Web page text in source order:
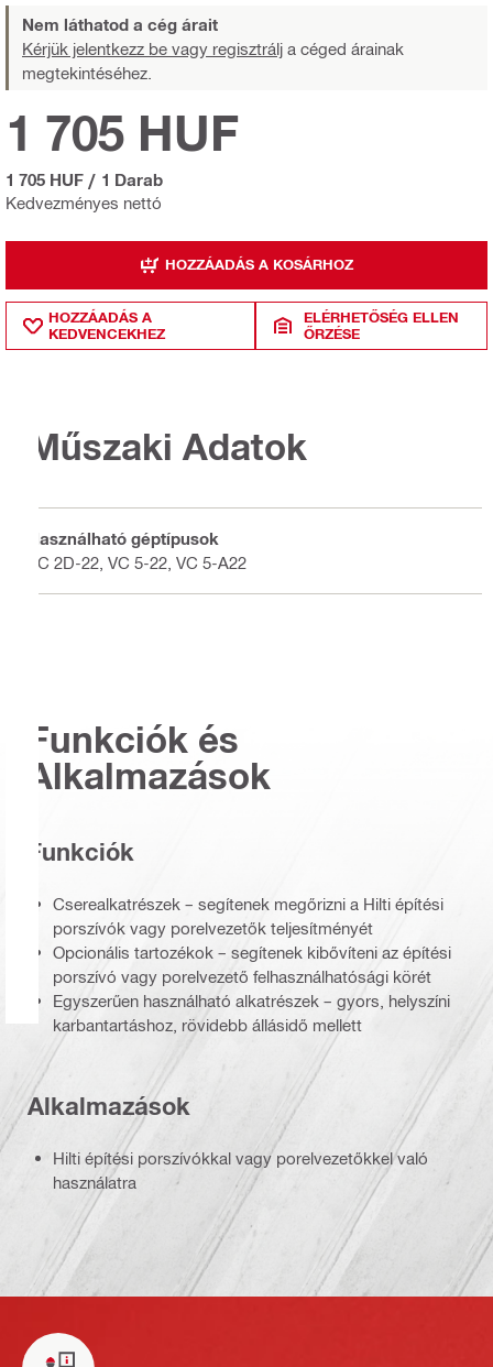
Nem láthatod a cég árait
Kérjük jelentkezz be vagy regisztrálj a céged árainak
megtekintéséhez.
Kedvezményes nettó
1 705 HUF
1 705 HUF / 1 Darab
HOZZÁADÁS A KOSÁRHOZ
HOZZÁADÁS A
KEDVENCEKHEZ
ELÉRHETŐSÉG ELLEN
ŐRZÉSE
Műszaki Adatok
Használható géptípusok
VC 2D-22, VC 5-22, VC 5-A22
Funkciók és
Alkalmazások
Funkciók
Cserealkatrészek – segítenek megőrizni a Hilti építési
porszívók vagy porelvezetők teljesítményét
Opcionális tartozékok – segítenek kibővíteni az építési
porszívó vagy porelvezető felhasználhatósági körét
Egyszerűen használható alkatrészek – gyors, helyszíni
karbantartáshoz, rövidebb állásidő mellett
Alkalmazások
Hilti építési porszívókkal vagy porelvezetőkkel való
használatra